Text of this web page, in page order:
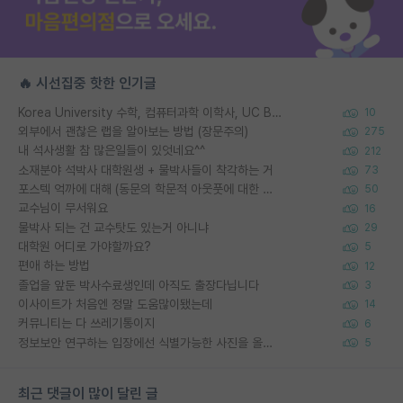
🔥 시선집중 핫한 인기글
Korea University 수학, 컴퓨터과학 이학사, UC Berkeley 산업공학 대학원 공학박사가 되는 것은 쉽지 않겠죠? 10
외부에서 괜찮은 랩을 알아보는 방법 (장문주의) 275
내 석사생활 참 많은일들이 있엇네요^^ 212
소재분야 석박사 대학원생 + 물박사들이 착각하는 거 73
포스텍 억까에 대해 (동문의 학문적 아웃풋에 대한 반박) 50
교수님이 무서워요 16
물박사 되는 건 교수탓도 있는거 아니냐 29
대학원 어디로 가야할까요? 5
편애 하는 방법 12
졸업을 앞둔 박사수료생인데 아직도 출장다닙니다 3
이사이트가 처음엔 정말 도움많이됐는데 14
커뮤니티는 다 쓰레기통이지 6
정보보안 연구하는 입장에선 식별가능한 사진을 올리는건 비추이긴함 5
최근 댓글이 많이 달린 글